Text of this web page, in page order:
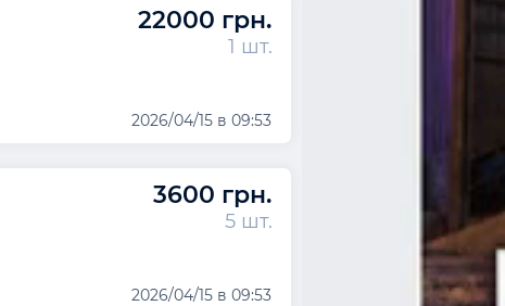
22000 грн.
1 шт.
2026/04/15 в 09:53
3600 грн.
5 шт.
2026/04/15 в 09:53